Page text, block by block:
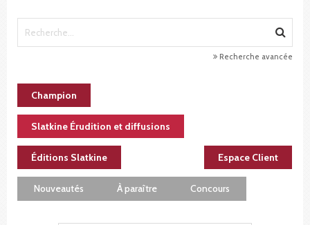
Recherche avancée
Champion
Slatkine Érudition et diffusions
Éditions Slatkine Espace Client
Nouveautés À paraître Concours